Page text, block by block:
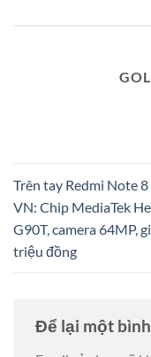
Trên tay Redmi Note
VN: Chip MediaTek
G90T, camera 64MP,
triệu đồng
Để lại một